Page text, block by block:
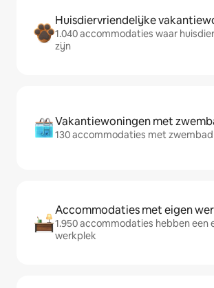
Huisdiervriendelijke
1.040 accommodaties waar
zijn
Vakantiewoningen met
130 accommodaties met zwembad
Accommodaties met eigen
1.950 accommodaties hebben een
werkplek